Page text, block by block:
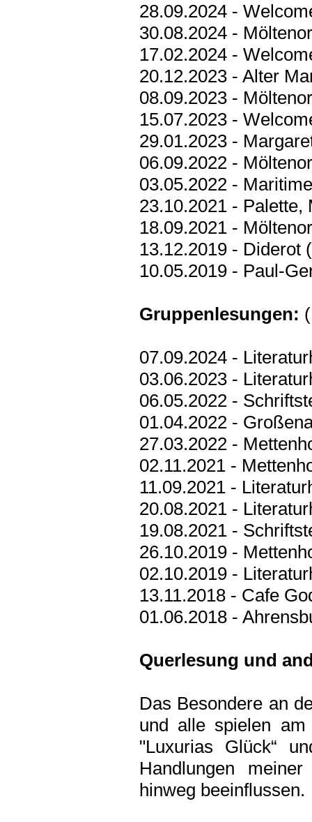
28.09.2024 -
30.08.2024 -
17.02.2024 -
20.12.2023 - Alter
08.09.2023 -
15.07.2023 -
29.01.2023 -
06.09.2022 -
03.05.2022 -
23.10.2021 - Palette,
18.09.2021 -
13.12.2019 - Diderot
10.05.2019 - Paul-
Gruppenlesungen:
07.09.2024 -
03.06.2023 -
06.05.2022 -
01.04.2022 -
27.03.2022 -
02.11.2021 -
11.09.2021 -
20.08.2021 -
19.08.2021 -
26.10.2019 -
02.10.2019 -
13.11.2018 - Cafe
01.06.2018 -
Querlesung und
Das Besondere an
und alle spielen am
"Luxurias Glück“
Handlungen
hinweg beeinflussen.